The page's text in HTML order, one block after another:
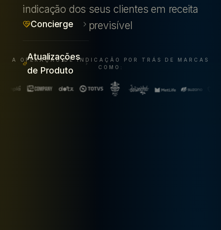
Concierge
Atualizações
de Produto
indicação dos seus clientes em receita
previsível
A OPERAÇÃO DE INDICAÇÃO POR TRÁS DE MARCAS
COMO: